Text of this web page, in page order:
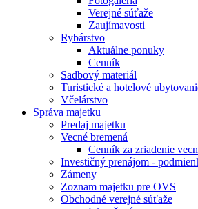
Verejné súťaže
Zaujímavosti
Rybárstvo
Aktuálne ponuky
Cenník
Sadbový materiál
Turistické a hotelové
Včelárstvo
Správa majetku
Predaj majetku
Vecné bremená
Cenník za zriadenie
Investičný prenájom -
Zámeny
Zoznam majetku pre OVS
Obchodné verejné súťaže